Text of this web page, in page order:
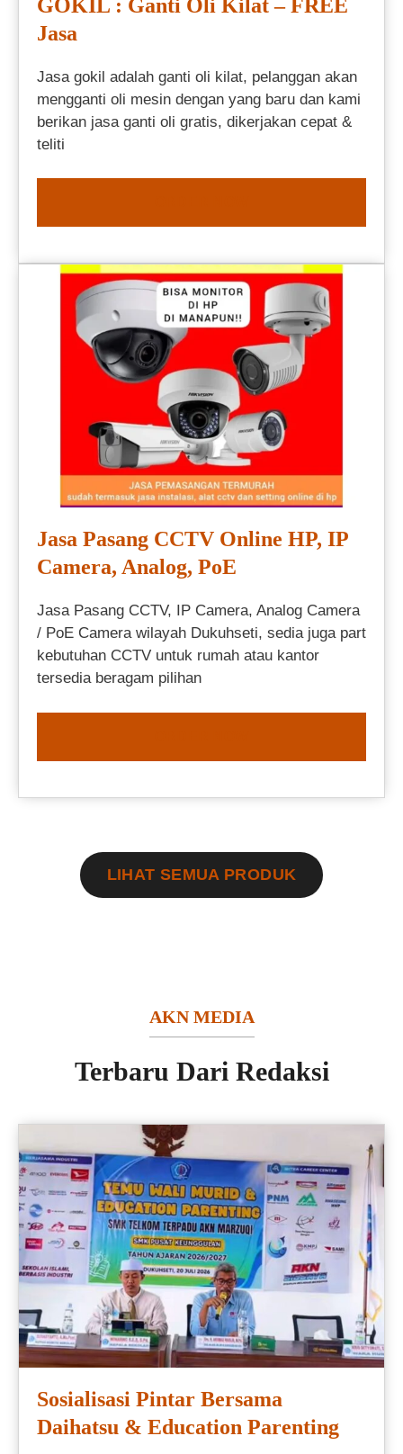
GOKIL : Ganti Oli Kilat – FREE
Jasa
Jasa gokil adalah ganti oli kilat, pelanggan akan
mengganti oli mesin dengan yang baru dan kami
berikan jasa ganti oli gratis, dikerjakan cepat &
teliti
Jasa Pasang CCTV Online HP, IP
Camera, Analog, PoE
Jasa Pasang CCTV, IP Camera, Analog Camera
/ PoE Camera wilayah Dukuhseti, sedia juga part
kebutuhan CCTV untuk rumah atau kantor
tersedia beragam pilihan
LIHAT SEMUA PRODUK
AKN MEDIA
Terbaru Dari Redaksi
Sosialisasi Pintar Bersama
Daihatsu & Education Parenting